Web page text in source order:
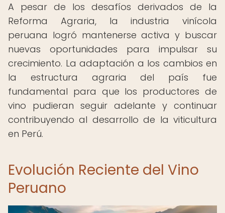
A pesar de los desafíos derivados de la
Reforma Agraria, la industria vinícola
peruana logró mantenerse activa y buscar
nuevas oportunidades para impulsar su
crecimiento. La adaptación a los cambios en
la estructura agraria del país fue
fundamental para que los productores de
vino pudieran seguir adelante y continuar
contribuyendo al desarrollo de la viticultura
en Perú.
Evolución Reciente del Vino
Peruano